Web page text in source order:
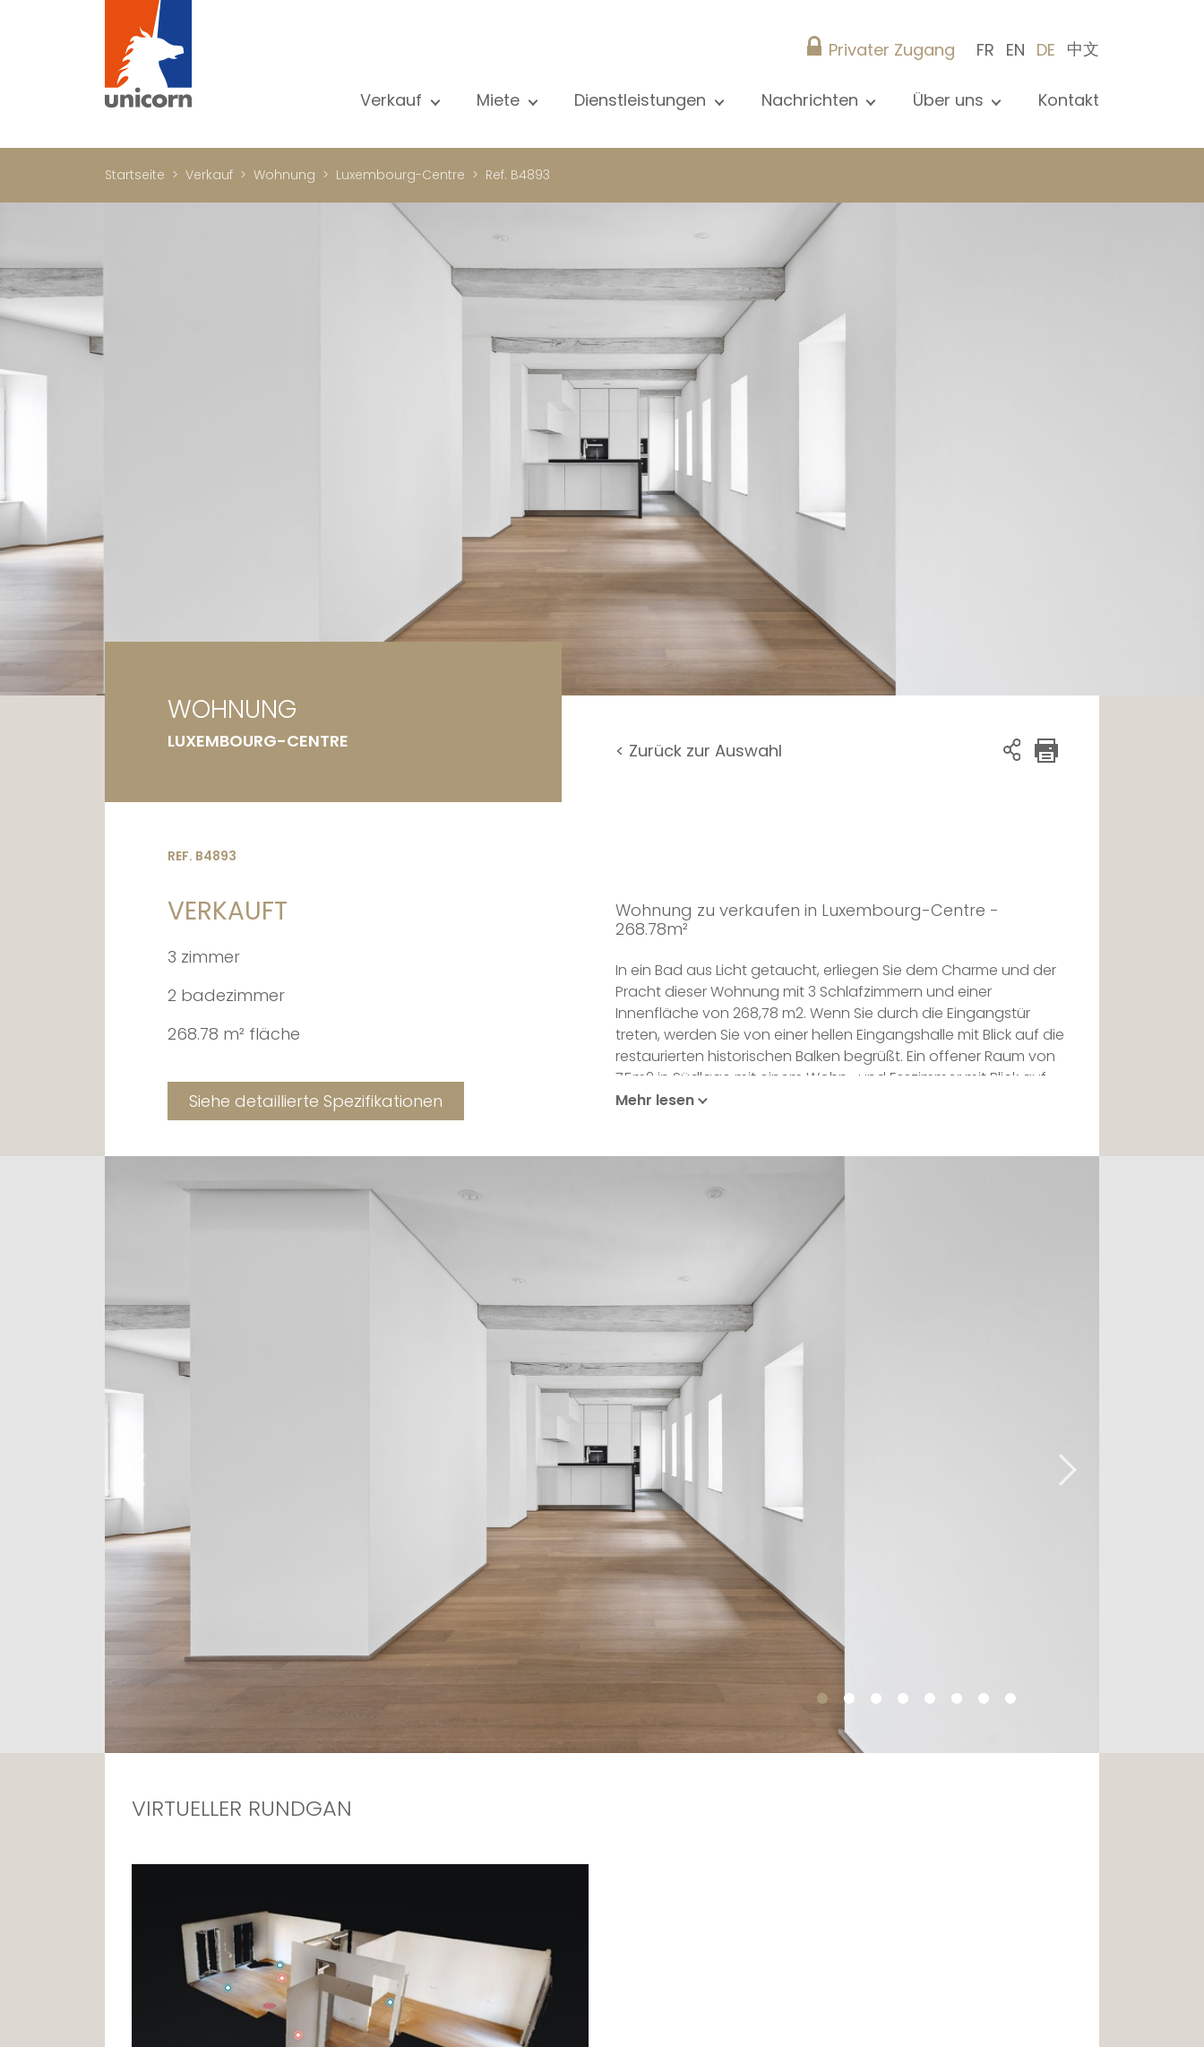
Privater Zugang FR EN DE 中文
Verkauf
Neubau
Luxus-Immobilie
International
Miete
Büro
Garage / Parkplatz
Dienstleistungen
Mietverwaltung
Gebäudemanagment
Nachrichten
Blog
Über uns
Kontakt
Startseite Verkauf Wohnung Luxembourg-Centre Ref. B4893
WOHNUNG
LUXEMBOURG-CENTRE < Zurück zur Auswahl
REF. B4893
VERKAUFT
3 zimmer
2 badezimmer
268.78 m² fläche
Siehe detaillierte Spezifikationen
Wohnung zu verkaufen in Luxembourg-Centre -
268.78m²
In ein Bad aus Licht getaucht, erliegen Sie dem Charme und der
Pracht dieser Wohnung mit 3 Schlafzimmern und einer
Innenfläche von 268,78 m2. Wenn Sie durch die Eingangstür
treten, werden Sie von einer hellen Eingangshalle mit Blick auf die
restaurierten historischen Balken begrüßt. Ein offener Raum von
75m2 in Südlage mit einem Wohn- und Esszimmer mit Blick auf
den Grund du Luxembourg. Auf der Länge der ersten Fassade, die
Design der Wohnung sind auch die Schränke und das Zubehör
Ein Korridor mit Türen zu einem über 10 m langen Ankleidezimmer,
das nach Westen ausgerichtet ist, führt Sie zu drei schönen
Schlafzimmern, jedes mit eigenem Ankleidezimmer, eines davon
mit eigenem Duschraum und einem Raum, der ausschließlich der
Sauna vorbehalten ist. Jedes dieser Häuser bietet einen Blick auf
den Garten und einen atemberaubenden Sonnenuntergang. Ein
Gemeinschaftsbad und ein separates WC vervollständigen das
Ensemble.
Neben der Qualität der Innenausstattung ist auch die technische
Ausstattung auf Komfort ausgelegt. Ein DIVUS-
Hausautomationssystem zentralisiert alle Innenraumfunktionen
wie die Temperaturregelung durch Fußbodenheizung und
Kühldecken, dimmbare LED-Beleuchtung und das unglaubliche
REVOX-Audiosystem.
Virtueller Rundgang für diese Immobilie verfügbar. Kopieren Sie
den folgenden Link und fügen Sie ihn in Ihre Suchleiste ein:
https://bit.ly/32eDpHO
Wenn Sie auf der Suche nach echtem Lebensraum sind,
kontaktieren Sie uns unter 26 54 17 17.
Weitere Fotos und Informationen? Dieses Haus ist auch auf
Mehr lesen
VIRTUELLER RUNDGAN